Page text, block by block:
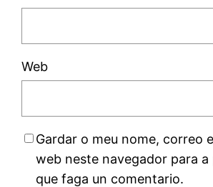
Web
Gardar o meu nome, correo
web neste navegador para a
que faga un comentario.